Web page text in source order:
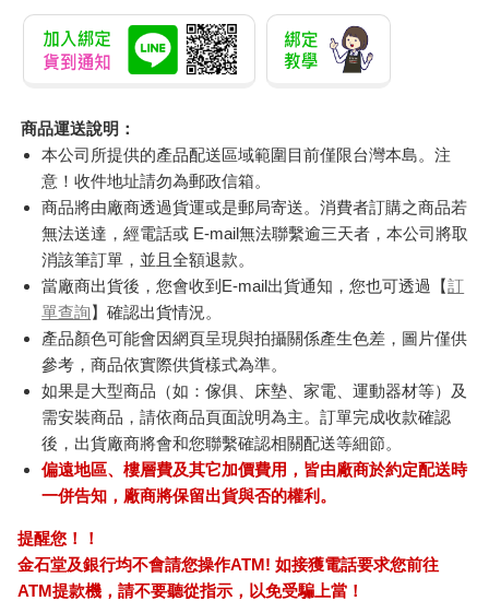
商品運送說明：
本公司所提供的產品配送區域範圍目前僅限台灣本島。注
意！收件地址請勿為郵政信箱。
商品將由廠商透過貨運或是郵局寄送。消費者訂購之商品若
無法送達，經電話或 E-mail無法聯繫逾三天者，本公司將取
消該筆訂單，並且全額退款。
當廠商出貨後，您會收到E-mail出貨通知，您也可透過【訂
單查詢】確認出貨情況。
產品顏色可能會因網頁呈現與拍攝關係產生色差，圖片僅供
參考，商品依實際供貨樣式為準。
如果是大型商品（如：傢俱、床墊、家電、運動器材等）及
需安裝商品，請依商品頁面說明為主。訂單完成收款確認
後，出貨廠商將會和您聯繫確認相關配送等細節。
偏遠地區、樓層費及其它加價費用，皆由廠商於約定配送時
一併告知，廠商將保留出貨與否的權利。
提醒您！！
金石堂及銀行均不會請您操作ATM! 如接獲電話要求您前往
ATM提款機，請不要聽從指示，以免受騙上當！